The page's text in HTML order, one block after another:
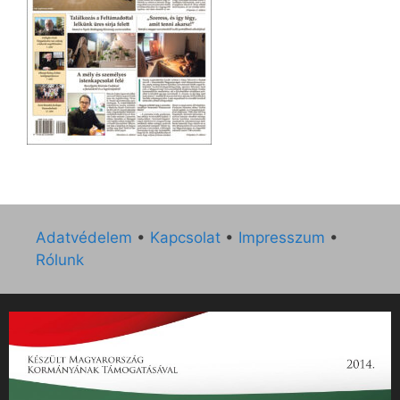
Adatvédelem • Kapcsolat • Impresszum •
Rólunk